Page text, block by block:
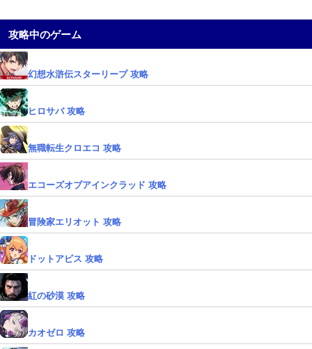
攻略中のゲーム
幻想水滸伝スターリープ 攻略
ヒロサバ 攻略
無職転生クロエコ 攻略
エコーズオブアインクラッド 攻略
冒険家エリオット 攻略
ドットアビス 攻略
紅の砂漠 攻略
カオゼロ 攻略